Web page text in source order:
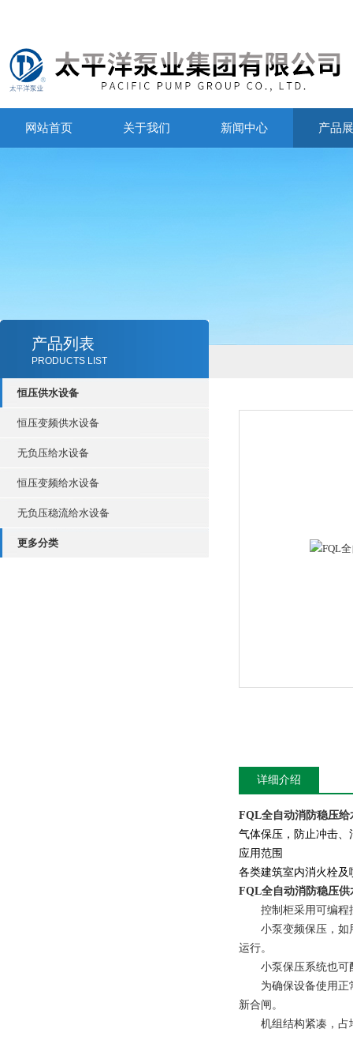
网站首页 关于我们 新闻中心 产品
产品列表
PRODUCTS LIST
恒压供水设备
恒压变频供水设备
无负压给水设备
恒压变频给水设备
无负压稳流给水设备
更多分类
详细介绍
FQL全自动消防稳压给
气体保压，防止冲击
应用范围
各类建筑室内消火栓
FQL全自动消防稳压供
控制柜采用可编程控
小泵变频保压，如用
运行。
小泵保压系统也可
为确保设备使用正常
新合闸。
机组结构紧凑，占